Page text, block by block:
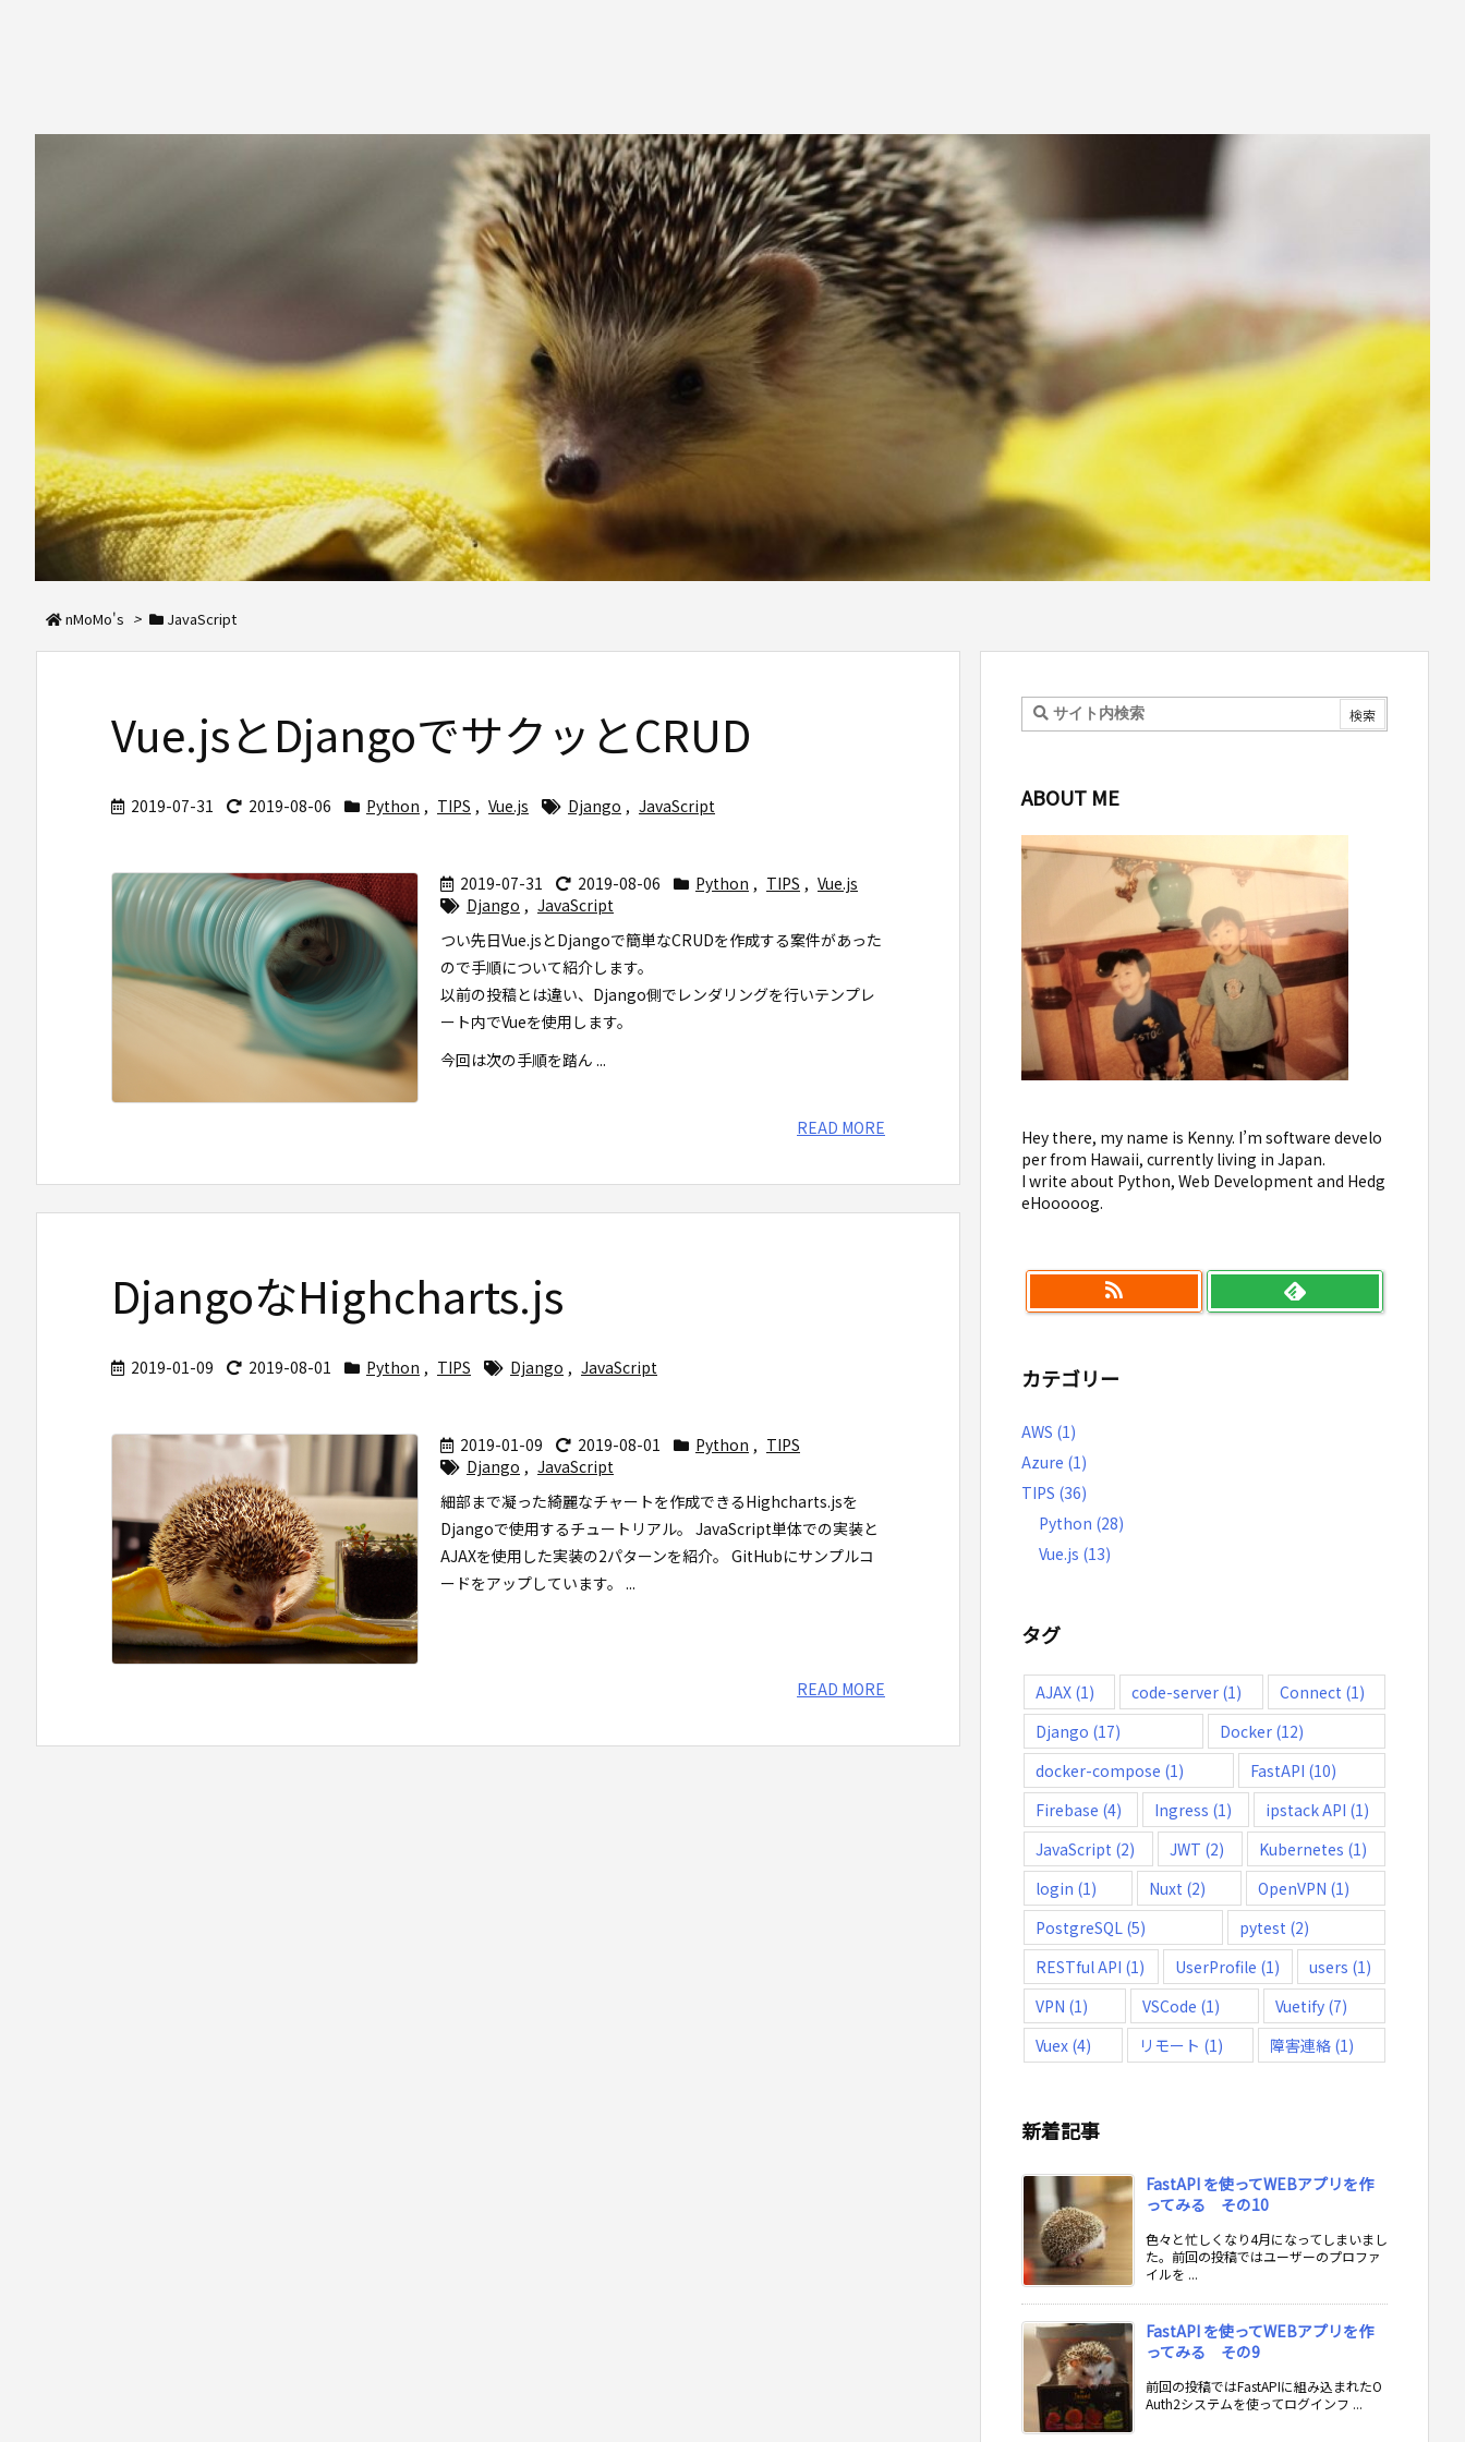
nMoMo's > JavaScript
Vue.jsとDjangoでサクッとCRUD
2019-07-31 2019-08-06 Python , TIPS , Vue.js Django , JavaScript
2019-07-31 2019-08-06 Python , TIPS , Vue.js
Django , JavaScript
つい先日Vue.jsとDjangoで簡単なCRUDを作成する案件があった
ので手順について紹介します。
以前の投稿とは違い、Django側でレンダリングを行いテンプレ
ート内でVueを使用します。
今回は次の手順を踏ん ...
READ MORE
DjangoなHighcharts.js
2019-01-09 2019-08-01 Python , TIPS Django , JavaScript
2019-01-09 2019-08-01 Python , TIPS
Django , JavaScript
細部まで凝った綺麗なチャートを作成できるHighcharts.jsを
Djangoで使用するチュートリアル。 JavaScript単体での実装と
AJAXを使用した実装の2パターンを紹介。 GitHubにサンプルコ
ードをアップしています。 ...
READ MORE
ABOUT ME
Hey there, my name is Kenny. I’m software develo
per from Hawaii, currently living in Japan.
I write about Python, Web Development and Hedg
eHooooog.
カテゴリー
AWS (1)
Azure (1)
TIPS (36)
Python (28)
Vue.js (13)
タグ
AJAX (1) code-server (1) Connect (1)
Django (17) Docker(12)
docker-compose (1) FastAPI (10)
Firebase (4) Ingress (1) ipstack API (1)
JavaScript (2) JWT (2) Kubernetes (1)
login (1) Nuxt (2) OpenVPN (1)
PostgreSQL (5) pytest (2)
RESTful API (1) UserProfile (1) users (1)
VPN (1) VSCode (1) Vuetify(7)
Vuex (4) リモート (1) 障害連絡 (1)
新着記事
FastAPI を使ってWEBアプリを作
ってみる その10
色々と忙しくなり4月になってしまいまし
た。前回の投稿ではユーザーのプロファ
イルを ...
FastAPI を使ってWEBアプリを作
ってみる その9
前回の投稿ではFastAPIに組み込まれたO
Auth2システムを使ってログインフ ...